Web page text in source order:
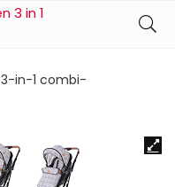
3-in-1 combi-